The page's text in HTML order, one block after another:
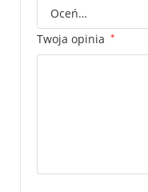
Twoja opinia *